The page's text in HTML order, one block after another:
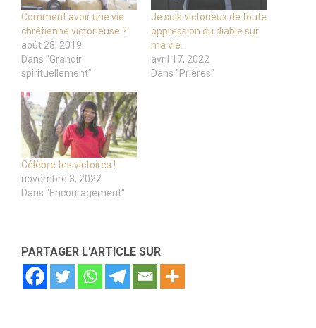
Comment avoir une vie
chrétienne victorieuse ?
août 28, 2019
Dans "Grandir
spirituellement"
Je suis victorieux de toute
oppression du diable sur
ma vie.
avril 17, 2022
Dans "Prières"
Célèbre tes victoires !
novembre 3, 2022
Dans "Encouragement"
PARTAGER L'ARTICLE SUR